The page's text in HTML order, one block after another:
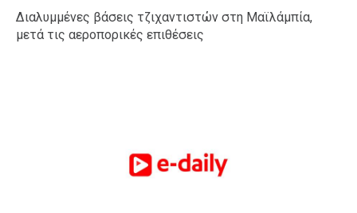
Διαλυμμένες βάσεις τζιχαντιστών στη Μαϊλάμπία,
μετά τις αεροπορικές επιθέσεις